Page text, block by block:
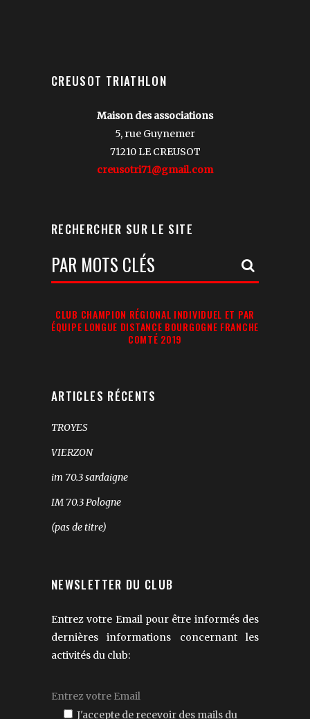
CREUSOT TRIATHLON
Maison des associations
5, rue Guynemer
71210 LE CREUSOT
creusotri71@gmail.com
RECHERCHER SUR LE SITE
Votre
Recherche:
CLUB CHAMPION RÉGIONAL INDIVIDUEL ET PAR
ÉQUIPE LONGUE DISTANCE BOURGOGNE FRANCHE
COMTÉ 2019
ARTICLES RÉCENTS
TROYES
VIERZON
im 70.3 sardaigne
IM 70.3 Pologne
(pas de titre)
NEWSLETTER DU CLUB
Entrez votre Email pour être informés des
dernières informations concernant les
activités du club:
J'accepte de recevoir des mails du